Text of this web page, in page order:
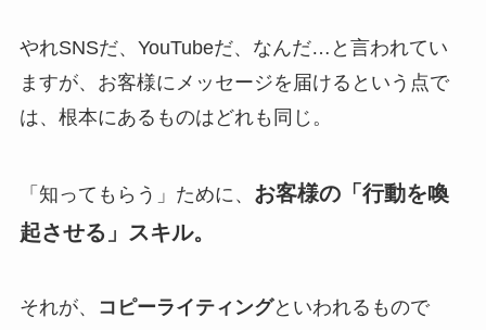
やれSNSだ、YouTubeだ、なんだ…と言われてい
ますが、お客様にメッセージを届けるという点で
は、根本にあるものはどれも同じ。
「知ってもらう」ために、 お客様の「行動を喚
起させる」スキル。
それが、 コピーライティングといわれるもので